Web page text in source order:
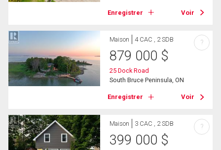
Enregistrer Voir
Maison 4 CAC , 2 SDB
879 000 $
25 Dock Road
South Bruce Peninsula, ON
Enregistrer Voir
?
Maison 3 CAC , 2 SDB
399 000 $
?